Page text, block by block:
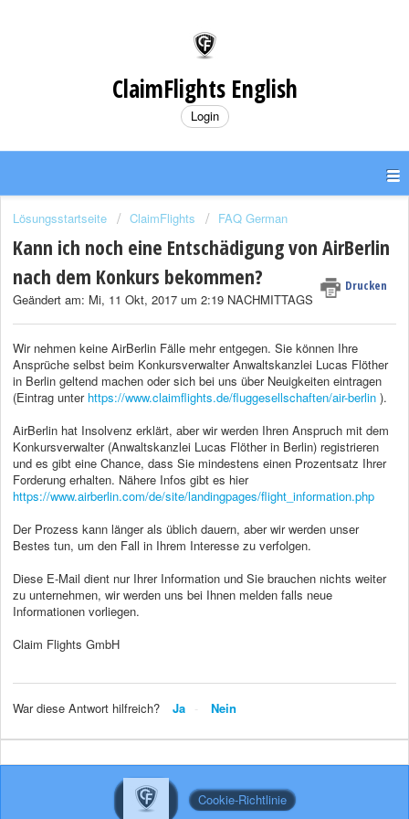
ClaimFlights English
Login
Lösungsstartseite ClaimFlights FAQ German
Kann ich noch eine Entschädigung von AirBerlin
nach dem Konkurs bekommen?
Drucken
Geändert am: Mi, 11 Okt, 2017 um 2:19 NACHMITTAGS
Wir nehmen keine AirBerlin Fälle mehr entgegen. Sie können Ihre
Ansprüche selbst beim Konkursverwalter Anwaltskanzlei Lucas Flöther
in Berlin geltend machen oder sich bei uns über Neuigkeiten eintragen
(Eintrag unter https://www.claimflights.de/fluggesellschaften/air-berlin ).
AirBerlin hat Insolvenz erklärt, aber wir werden Ihren Anspruch mit dem
Konkursverwalter (Anwaltskanzlei Lucas Flöther in Berlin) registrieren
und es gibt eine Chance, dass Sie mindestens einen Prozentsatz Ihrer
Forderung erhalten. Nähere Infos gibt es hier
https://www.airberlin.com/de/site/landingpages/flight_information.php
Der Prozess kann länger als üblich dauern, aber wir werden unser
Bestes tun, um den Fall in Ihrem Interesse zu verfolgen.
Diese E-Mail dient nur Ihrer Information und Sie brauchen nichts weiter
zu unternehmen, wir werden uns bei Ihnen melden falls neue
Informationen vorliegen.
Claim Flights GmbH
War diese Antwort hilfreich? Ja Nein
Cookie-Richtlinie